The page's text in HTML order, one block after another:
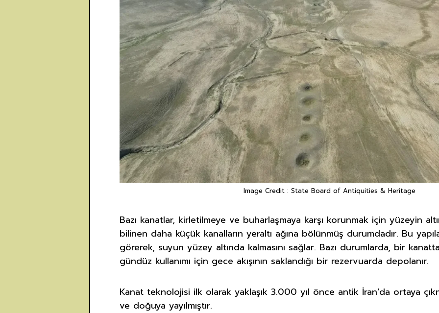
Image Credit : State Board of Antiquities & Heritage
Bazı kanatlar, kirletilmeye ve buharlaşmaya karşı korunmak için yüzeyin
bilinen daha küçük kanalların yeraltı ağına bölünmüş durumdadır. Bu
görerek, suyun yüzey altında kalmasını sağlar. Bazı durumlarda, bir
gündüz kullanımı için gece akışının saklandığı bir rezervuarda depolanır.
Kanat teknolojisi ilk olarak yaklaşık 3.000 yıl önce antik İran’da ortaya
ve doğuya yayılmıştır.